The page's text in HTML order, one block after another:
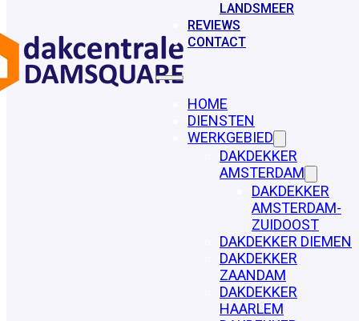
LANDSMEER
REVIEWS
CONTACT
HOME
DIENSTEN
WERKGEBIED
DAKDEKKER
AMSTERDAM
DAKDEKKER
AMSTERDAM-
ZUIDOOST
DAKDEKKER DIEMEN
DAKDEKKER
ZAANDAM
DAKDEKKER
HAARLEM